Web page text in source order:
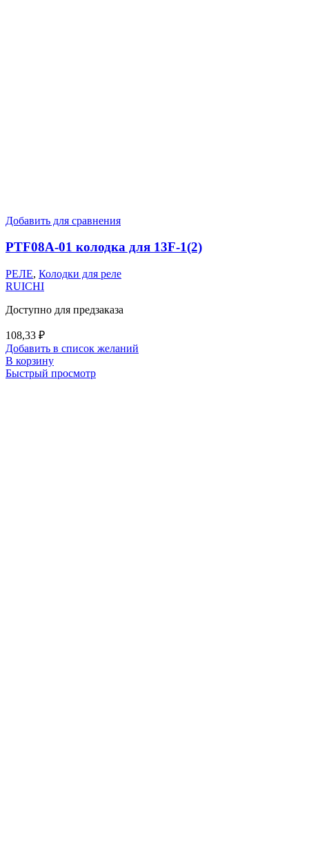
Добавить для сравнения
PTF08A-01 колодка для 13F-1(2)
РЕЛЕ, Колодки для реле
RUICHI
Доступно для предзаказа
108,33 ₽
Добавить в список желаний
В корзину
Быстрый просмотр